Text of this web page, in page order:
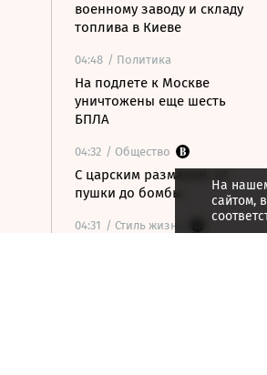
военному заводу и складу
топлива в Киеве
04:48 / Политика
На подлете к Москве
уничтожены еще шесть
БПЛА
04:32 / Общество
С царским размахом: от
пушки до бомбы
04:31 / Стиль жизни
На
сайтом,